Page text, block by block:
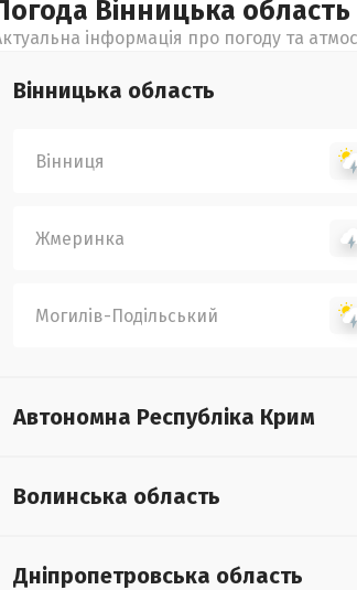
Вінницька область
інформація про погоду та
Вінницька область
Вінниця
Жмеринка
Могилів-Подільський
Автономна Республіка Крим
Волинська область
Дніпропетровська область